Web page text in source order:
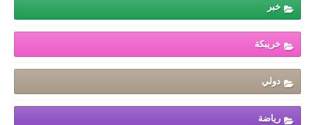
خبر
خريبكة
دولي
رياضة